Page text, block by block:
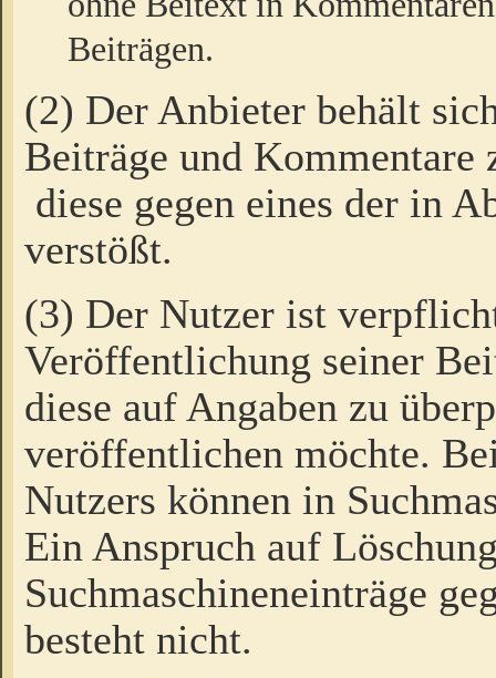
Beiträgen.
(2) Der Anbieter behält
Beiträge und Kommentare
diese gegen eines der in
verstößt.
(3) Der Nutzer ist
Veröffentlichung seiner
diese auf Angaben zu
veröffentlichen möchte.
Nutzers können in
Ein Anspruch auf
Suchmaschineneinträge
besteht nicht.